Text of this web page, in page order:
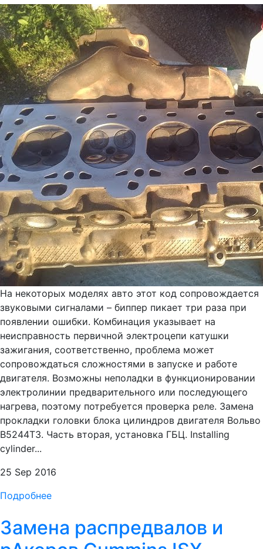
На некоторых моделях авто этот код сопровождается
звуковыми сигналами – биппер пикает три раза при
появлении ошибки. Комбинация указывает на
неисправность первичной электроцепи катушки
зажигания, соответственно, проблема может
сопровождаться сложностями в запуске и работе
двигателя. Возможны неполадки в функционировании
электролинии предварительного или последующего
нагрева, поэтому потребуется проверка реле. Замена
прокладки головки блока цилиндров двигателя Вольво
B5244T3. Часть вторая, установка ГБЦ. Installing
cylinder...
25 Sep 2016
Подробнее
Замена распредвалов и